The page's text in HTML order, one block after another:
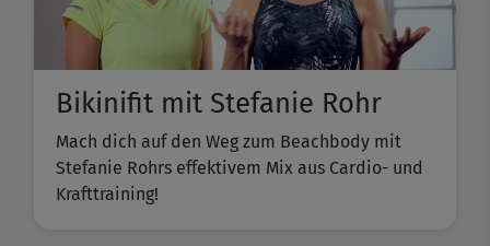
Bikinifit mit Stefanie Rohr
Mach dich auf den Weg zum Beachbody mit
Stefanie Rohrs effektivem Mix aus Cardio- und
Krafttraining!